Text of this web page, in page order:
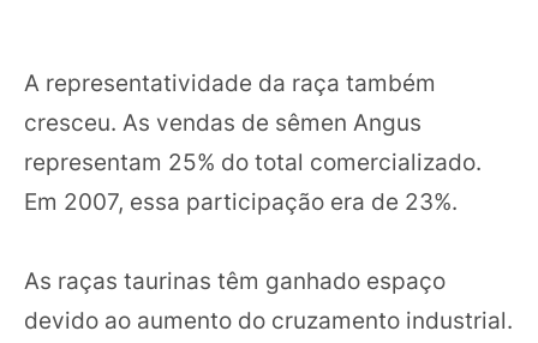
A representatividade da raça também
cresceu. As vendas de sêmen Angus
representam 25% do total comercializado.
Em 2007, essa participação era de 23%.
As raças taurinas têm ganhado espaço
devido ao aumento do cruzamento industrial.